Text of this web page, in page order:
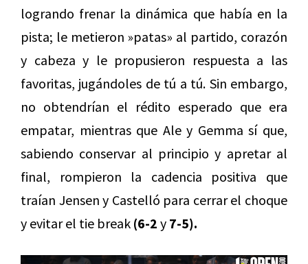
logrando frenar la dinámica que había en la
pista; le metieron »patas» al partido, corazón
y cabeza y le propusieron respuesta a las
favoritas, jugándoles de tú a tú. Sin embargo,
no obtendrían el rédito esperado que era
empatar, mientras que Ale y Gemma sí que,
sabiendo conservar al principio y apretar al
final, rompieron la cadencia positiva que
traían Jensen y Castelló para cerrar el choque
y evitar el tie break (6-2 y 7-5).